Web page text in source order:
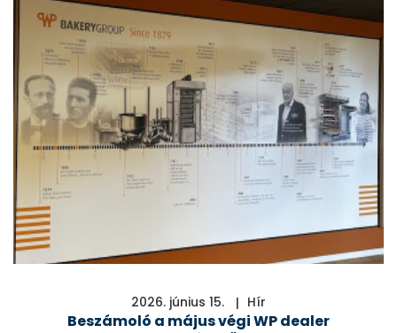
2026. június 15. Hír
Beszámoló a május végi WP dealer